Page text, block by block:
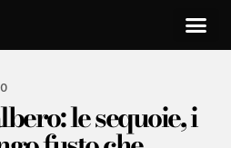
le sequoie, i